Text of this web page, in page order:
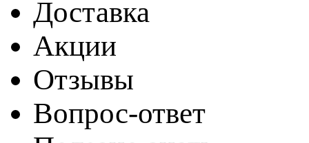
Доставка
Акции
Отзывы
Вопрос-ответ